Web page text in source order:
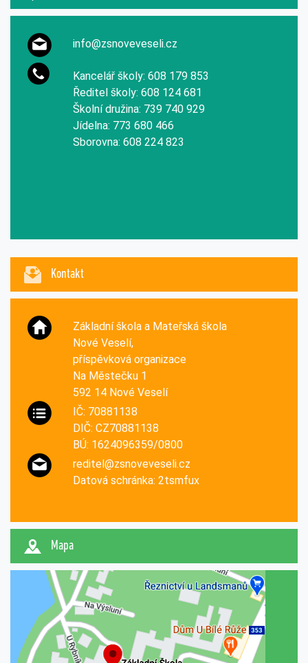
info@zsnoveveseli.cz
Kancelář školy: 608 179 853
Ředitel školy: 608 124 681
Školní družina: 739 740 929
Jídelna: 773 680 466
Sborovna: 608 224 823
Kontakt
Základní škola a Mateřská škola
Nové Veselí,
příspěvková organizace
Na Městečku 1
592 14 Nové Veselí
IČ: 70881138
DIČ: CZ70881138
BÚ: 1624096359/0800
reditel@zsnoveveseli.cz
Datová schránka: 2tsmfux
Mapa